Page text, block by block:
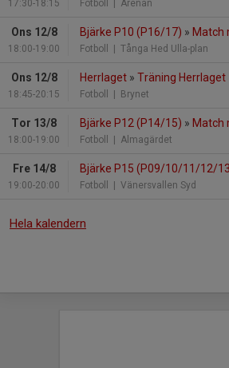
17:30-18:15 Fotboll | Arenan
Ons 12/8
18:00-19:00
Bjärke P10 (P16/17) » Match
Fotboll | Tånga Hed Ulla-plan
Ons 12/8
18:45-20:15
Herrlaget » Träning Herrlaget
Fotboll | Brynet
Tor 13/8
18:00-19:00
Bjärke P12 (P14/15) » Match
Fotboll | Almagärdet
Fre 14/8
19:00-20:00
Bjärke P15 (P09/10/11/12/
Fotboll | Vänersvallen Syd
Hela kalendern